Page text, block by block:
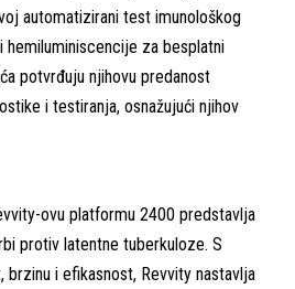
automatizirani test imunološkog
hemiluminiscencije za besplatni
potvrđuju njihovu predanost
i testiranja, osnažujući njihov
ovu platformu 2400 predstavlja
protiv latentne tuberkuloze. S
brzinu i efikasnost, Revvity nastavlja